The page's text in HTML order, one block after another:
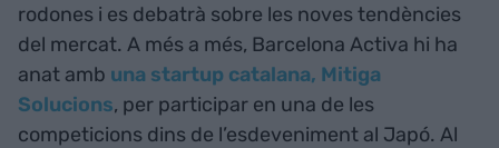
rodones i es debatrà sobre les noves tendències
del mercat. A més a més, Barcelona Activa hi ha
anat amb una startup catalana, Mitiga
Solucions, per participar en una de les
competicions dins de l’esdeveniment al Japó. Al